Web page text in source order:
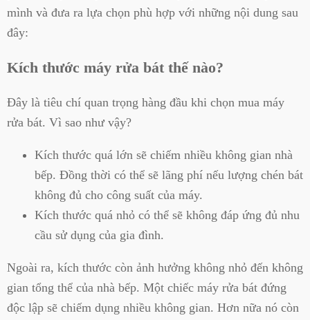
mình và đưa ra lựa chọn phù hợp với những nội dung sau
đây:
Kích thước máy rửa bát thế nào?
Đây là tiêu chí quan trọng hàng đầu khi chọn mua máy
rửa bát. Vì sao như vậy?
Kích thước quá lớn sẽ chiếm nhiều không gian nhà
bếp. Đồng thời có thể sẽ lãng phí nếu lượng chén bát
không đủ cho công suất của máy.
Kích thước quá nhỏ có thể sẽ không đáp ứng đủ nhu
cầu sử dụng của gia đình.
Ngoài ra, kích thước còn ảnh hưởng không nhỏ đến không
gian tổng thể của nhà bếp. Một chiếc máy rửa bát đứng
độc lập sẽ chiếm dụng nhiều không gian. Hơn nữa nó còn